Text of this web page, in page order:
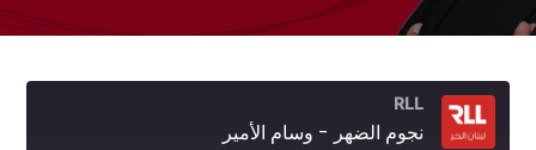
RLL
نجوم الضهر - وسام الأمير